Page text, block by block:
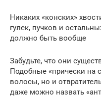
Никаких «конских»
гулек, пучков и
должно быть вообще
Забудьте, что они
Подобные «прически на
волосы, но и
даже можно назвать